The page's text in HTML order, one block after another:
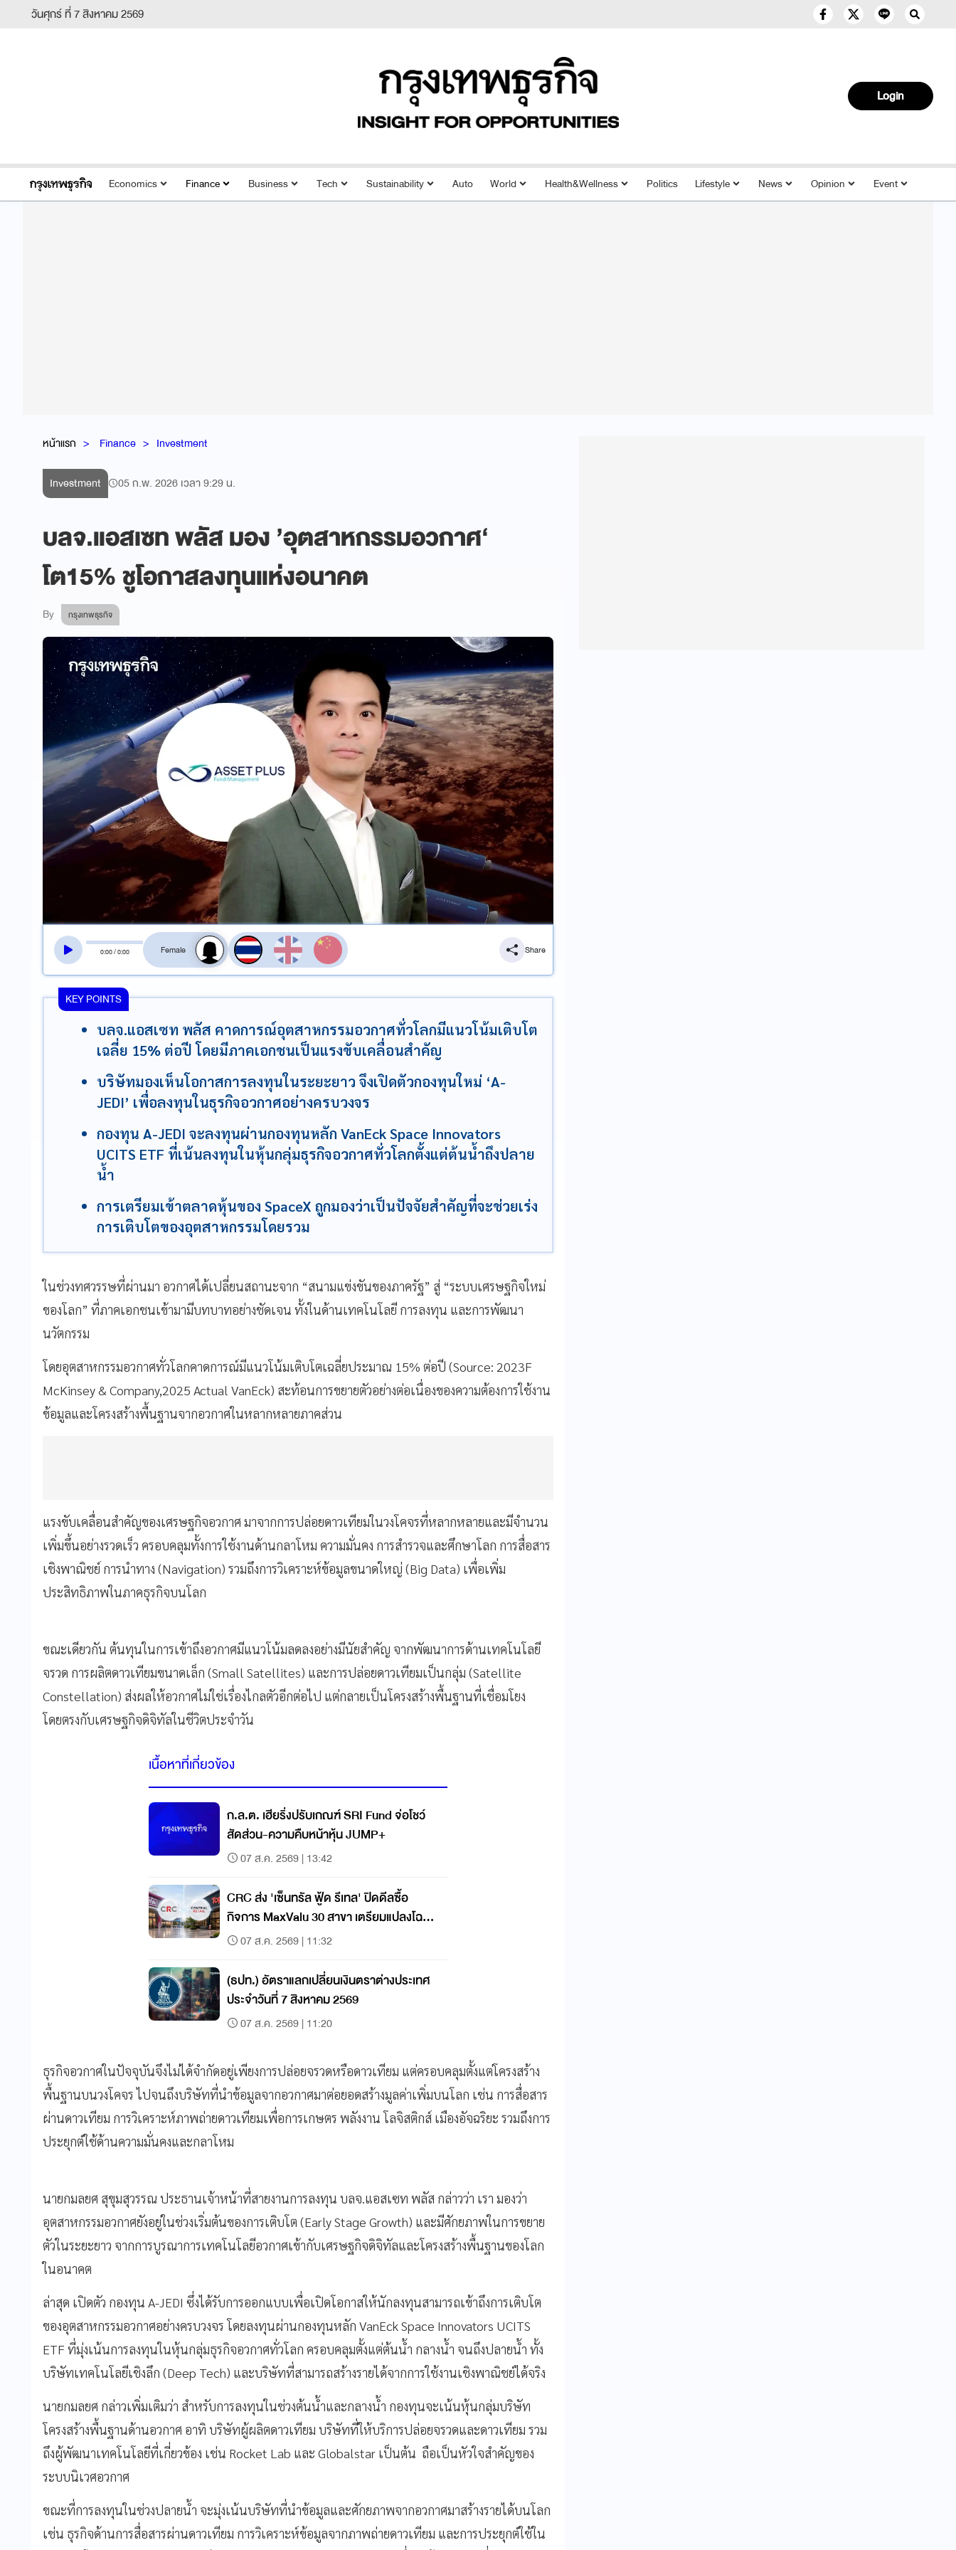
วันศุกร์ ที่ 7 สิงหาคม 2569
Login
Economics Finance Business Tech Sustainability Auto World Health&Wellness Politics Lifestyle News Opinion Event
หน้าแรก Finance Investment
Investment 05 ก.พ. 2026 เวลา 9:29 น.
บลจ.แอสเซท พลัส มอง ’อุตสาหกรรมอวกาศ‘
โต15% ชูโอกาสลงทุนแห่งอนาคต
By กรุงเทพธุรกิจ
0:00/0:00
สลับเสียงอ่าน
Share
KEY POINTS
บลจ.แอสเซท พลัส คาดการณ์อุตสาหกรรมอวกาศทั่วโลกมีแนวโน้มเติบโต
เฉลี่ย 15% ต่อปี โดยมีภาคเอกชนเป็นแรงขับเคลื่อนสำคัญ
บริษัทมองเห็นโอกาสการลงทุนในระยะยาว จึงเปิดตัวกองทุนใหม่ ‘A-
JEDI’ เพื่อลงทุนในธุรกิจอวกาศอย่างครบวงจร
กองทุน A-JEDI จะลงทุนผ่านกองทุนหลัก VanEck Space Innovators
UCITS ETF ที่เน้นลงทุนในหุ้นกลุ่มธุรกิจอวกาศทั่วโลกตั้งแต่ต้นน้ำถึงปลาย
น้ำ
การเตรียมเข้าตลาดหุ้นของ SpaceX ถูกมองว่าเป็นปัจจัยสำคัญที่จะช่วยเร่ง
การเติบโตของอุตสาหกรรมโดยรวม
ในช่วงทศวรรษที่ผ่านมา อวกาศได้เปลี่ยนสถานะจาก “สนามแข่งขันของภาครัฐ” สู่ “ระบบเศรษฐกิจใหม่
ของโลก” ที่ภาคเอกชนเข้ามามีบทบาทอย่างชัดเจน ทั้งในด้านเทคโนโลยี การลงทุน และการพัฒนา
นวัตกรรม
โดยอุตสาหกรรมอวกาศทั่วโลกคาดการณ์มีแนวโน้มเติบโตเฉลี่ยประมาณ 15% ต่อปี (Source: 2023F
McKinsey & Company,2025 Actual VanEck) สะท้อนการขยายตัวอย่างต่อเนื่องของความต้องการใช้งาน
ข้อมูลและโครงสร้างพื้นฐานจากอวกาศในหลากหลายภาคส่วน
แรงขับเคลื่อนสำคัญของเศรษฐกิจอวกาศ มาจากการปล่อยดาวเทียมในวงโคจรที่หลากหลายและมีจำนวน
เพิ่มขึ้นอย่างรวดเร็ว ครอบคลุมทั้งการใช้งานด้านกลาโหม ความมั่นคง การสำรวจและศึกษาโลก การสื่อสาร
เชิงพาณิชย์ การนำทาง (Navigation) รวมถึงการวิเคราะห์ข้อมูลขนาดใหญ่ (Big Data) เพื่อเพิ่ม
ประสิทธิภาพในภาคธุรกิจบนโลก
ขณะเดียวกัน ต้นทุนในการเข้าถึงอวกาศมีแนวโน้มลดลงอย่างมีนัยสำคัญ จากพัฒนาการด้านเทคโนโลยี
จรวด การผลิตดาวเทียมขนาดเล็ก (Small Satellites) และการปล่อยดาวเทียมเป็นกลุ่ม (Satellite
Constellation) ส่งผลให้อวกาศไม่ใช่เรื่องไกลตัวอีกต่อไป แต่กลายเป็นโครงสร้างพื้นฐานที่เชื่อมโยง
โดยตรงกับเศรษฐกิจดิจิทัลในชีวิตประจำวัน
เนื้อหาที่เกี่ยวข้อง
ก.ล.ต. เฮียริ่งปรับเกณฑ์ SRI Fund จ่อโชว์
สัดส่วน-ความคืบหน้าหุ้น JUMP+
07 ส.ค. 2569 | 13:42
CRC ส่ง 'เซ็นทรัล ฟู้ด รีเทล' ปิดดีลซื้อ
กิจการ MaxValu 30 สาขา เตรียมแปลงโฉม
เป็น 'ท็อปส์'
07 ส.ค. 2569 | 11:32
(ธปท.) อัตราแลกเปลี่ยนเงินตราต่างประเทศ
ประจำวันที่ 7 สิงหาคม 2569
07 ส.ค. 2569 | 11:20
ธุรกิจอวกาศในปัจจุบันจึงไม่ได้จำกัดอยู่เพียงการปล่อยจรวดหรือดาวเทียม แต่ครอบคลุมตั้งแต่โครงสร้าง
พื้นฐานบนวงโคจร ไปจนถึงบริษัทที่นำข้อมูลจากอวกาศมาต่อยอดสร้างมูลค่าเพิ่มบนโลก เช่น การสื่อสาร
ผ่านดาวเทียม การวิเคราะห์ภาพถ่ายดาวเทียมเพื่อการเกษตร พลังงาน โลจิสติกส์ เมืองอัจฉริยะ รวมถึงการ
ประยุกต์ใช้ด้านความมั่นคงและกลาโหม
นายกมลยศ สุขุมสุวรรณ ประธานเจ้าหน้าที่สายงานการลงทุน บลจ.แอสเซท พลัส กล่าวว่า เรา มองว่า
อุตสาหกรรมอวกาศยังอยู่ในช่วงเริ่มต้นของการเติบโต (Early Stage Growth) และมีศักยภาพในการขยาย
ตัวในระยะยาว จากการบูรณาการเทคโนโลยีอวกาศเข้ากับเศรษฐกิจดิจิทัลและโครงสร้างพื้นฐานของโลก
ในอนาคต
ล่าสุด เปิดตัว กองทุน A-JEDI ซึ่งได้รับการออกแบบเพื่อเปิดโอกาสให้นักลงทุนสามารถเข้าถึงการเติบโต
ของอุตสาหกรรมอวกาศอย่างครบวงจร โดยลงทุนผ่านกองทุนหลัก VanEck Space Innovators UCITS
ETF ที่มุ่งเน้นการลงทุนในหุ้นกลุ่มธุรกิจอวกาศทั่วโลก ครอบคลุมตั้งแต่ต้นน้ำ กลางน้ำ จนถึงปลายน้ำ ทั้ง
บริษัทเทคโนโลยีเชิงลึก (Deep Tech) และบริษัทที่สามารถสร้างรายได้จากการใช้งานเชิงพาณิชย์ได้จริง
นายกมลยศ กล่าวเพิ่มเติมว่า สำหรับการลงทุนในช่วงต้นน้ำและกลางน้ำ กองทุนจะเน้นหุ้นกลุ่มบริษัท
โครงสร้างพื้นฐานด้านอวกาศ อาทิ บริษัทผู้ผลิตดาวเทียม บริษัทที่ให้บริการปล่อยจรวดและดาวเทียม รวม
ถึงผู้พัฒนาเทคโนโลยีที่เกี่ยวข้อง เช่น Rocket Lab และ Globalstar เป็นต้น ถือเป็นหัวใจสำคัญของ
ระบบนิเวศอวกาศ
ขณะที่การลงทุนในช่วงปลายน้ำ จะมุ่งเน้นบริษัทที่นำข้อมูลและศักยภาพจากอวกาศมาสร้างรายได้บนโลก
เช่น ธุรกิจด้านการสื่อสารผ่านดาวเทียม การวิเคราะห์ข้อมูลจากภาพถ่ายดาวเทียม และการประยุกต์ใช้ใน